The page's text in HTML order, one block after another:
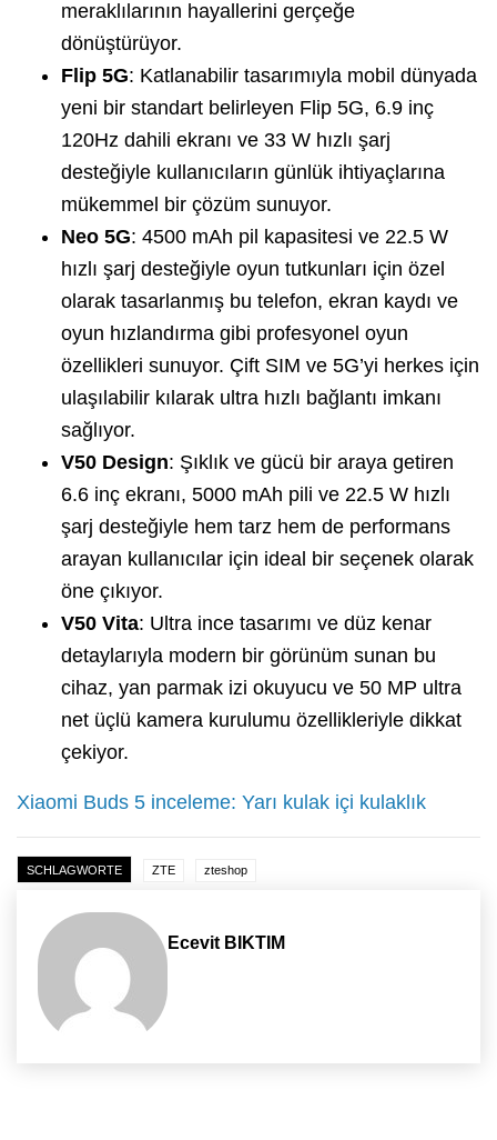
meraklılarının hayallerini gerçeğe
dönüştürüyor.
Flip 5G: Katlanabilir tasarımıyla mobil dünyada
yeni bir standart belirleyen Flip 5G, 6.9 inç
120Hz dahili ekranı ve 33 W hızlı şarj
desteğiyle kullanıcıların günlük ihtiyaçlarına
mükemmel bir çözüm sunuyor.
Neo 5G: 4500 mAh pil kapasitesi ve 22.5 W
hızlı şarj desteğiyle oyun tutkunları için özel
olarak tasarlanmış bu telefon, ekran kaydı ve
oyun hızlandırma gibi profesyonel oyun
özellikleri sunuyor. Çift SIM ve 5G’yi herkes için
ulaşılabilir kılarak ultra hızlı bağlantı imkanı
sağlıyor.
V50 Design: Şıklık ve gücü bir araya getiren
6.6 inç ekranı, 5000 mAh pili ve 22.5 W hızlı
şarj desteğiyle hem tarz hem de performans
arayan kullanıcılar için ideal bir seçenek olarak
öne çıkıyor.
V50 Vita: Ultra ince tasarımı ve düz kenar
detaylarıyla modern bir görünüm sunan bu
cihaz, yan parmak izi okuyucu ve 50 MP ultra
net üçlü kamera kurulumu özellikleriyle dikkat
çekiyor.
Xiaomi Buds 5 inceleme: Yarı kulak içi kulaklık
SCHLAGWORTE ZTE zteshop
Ecevit BIKTIM